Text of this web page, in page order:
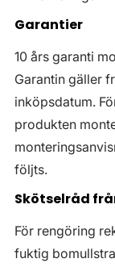
Garantier
10 års garanti
Garantin gäller
inköpsdatum.
produkten
följts.
Skötselråd
För rengöring
fuktig